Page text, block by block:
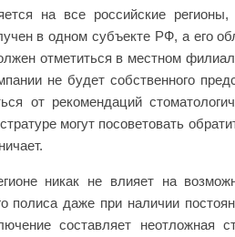
на все российские
в одном субъекте РФ, а его
отметиться в местном
не будет собственного
от рекомендаций
могут посоветовать
никак не влияет на
полиса даже при наличии
составляет неотложная